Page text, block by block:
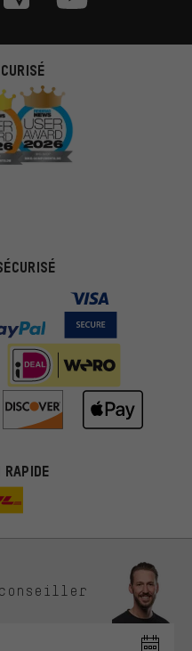
RAPIDE
afficherons des offres plus
et des conseils sur mesure.